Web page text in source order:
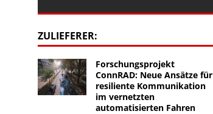
ZULIEFERER:
Forschungsprojekt
ConnRAD: Neue Ansätze für
resiliente Kommunikation
im vernetzten
automatisierten Fahren